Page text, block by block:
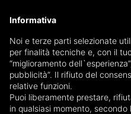
Informativa
Noi e terze parti selezionate
per finalità tecniche e, con il
“miglioramento
pubblicità”. Il rifiuto del
relative funzioni.
Puoi liberamente prestare,
in qualsiasi momento,